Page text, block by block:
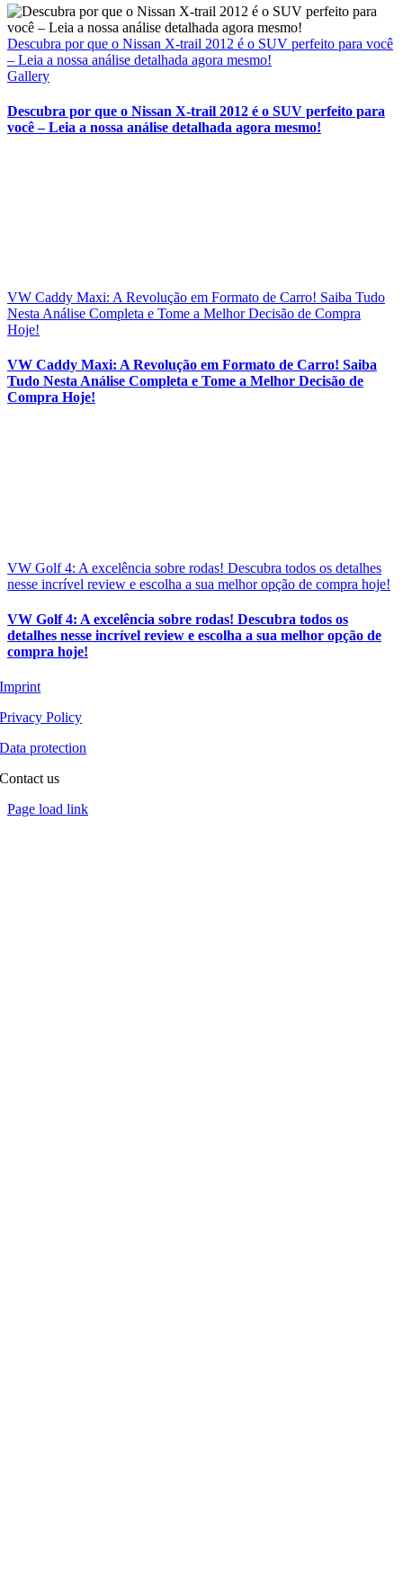
Descubra por que o Nissan X-trail 2012 é o SUV perfeito para você
– Leia a nossa análise detalhada agora mesmo!
Gallery
Descubra por que o Nissan X-trail 2012 é o SUV perfeito para
você – Leia a nossa análise detalhada agora mesmo!
VW Caddy Maxi: A Revolução em Formato de Carro! Saiba Tudo
Nesta Análise Completa e Tome a Melhor Decisão de Compra
Hoje!
VW Caddy Maxi: A Revolução em Formato de Carro! Saiba
Tudo Nesta Análise Completa e Tome a Melhor Decisão de
Compra Hoje!
VW Golf 4: A excelência sobre rodas! Descubra todos os detalhes
nesse incrível review e escolha a sua melhor opção de compra hoje!
VW Golf 4: A excelência sobre rodas! Descubra todos os
detalhes nesse incrível review e escolha a sua melhor opção de
compra hoje!
Imprint
Privacy Policy
Data protection
Contact us
Toggle
Page load link